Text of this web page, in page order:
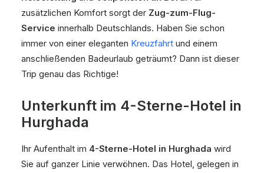
zusätzlichen Komfort sorgt der Zug-zum-Flug-
Service innerhalb Deutschlands. Haben Sie schon
immer von einer eleganten Kreuzfahrt und einem
anschließenden Badeurlaub geträumt? Dann ist dieser
Trip genau das Richtige!
Unterkunft im 4-Sterne-Hotel in
Hurghada
Ihr Aufenthalt im 4-Sterne-Hotel in Hurghada wird
Sie auf ganzer Linie verwöhnen. Das Hotel, gelegen in